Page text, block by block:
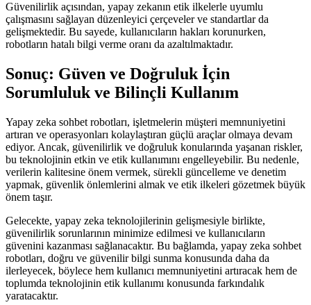
Güvenilirlik açısından, yapay zekanın etik ilkelerle uyumlu
çalışmasını sağlayan düzenleyici çerçeveler ve standartlar da
gelişmektedir. Bu sayede, kullanıcıların hakları korunurken,
robotların hatalı bilgi verme oranı da azaltılmaktadır.
Sonuç: Güven ve Doğruluk İçin
Sorumluluk ve Bilinçli Kullanım
Yapay zeka sohbet robotları, işletmelerin müşteri memnuniyetini
artıran ve operasyonları kolaylaştıran güçlü araçlar olmaya devam
ediyor. Ancak, güvenilirlik ve doğruluk konularında yaşanan riskler,
bu teknolojinin etkin ve etik kullanımını engelleyebilir. Bu nedenle,
verilerin kalitesine önem vermek, sürekli güncelleme ve denetim
yapmak, güvenlik önlemlerini almak ve etik ilkeleri gözetmek büyük
önem taşır.
Gelecekte, yapay zeka teknolojilerinin gelişmesiyle birlikte,
güvenilirlik sorunlarının minimize edilmesi ve kullanıcıların
güvenini kazanması sağlanacaktır. Bu bağlamda, yapay zeka sohbet
robotları, doğru ve güvenilir bilgi sunma konusunda daha da
ilerleyecek, böylece hem kullanıcı memnuniyetini artıracak hem de
toplumda teknolojinin etik kullanımı konusunda farkındalık
yaratacaktır.